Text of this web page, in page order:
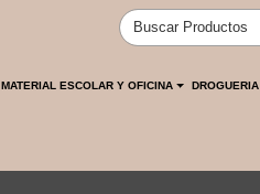
MATERIAL ESCOLAR Y OFICINA DROGUERIA